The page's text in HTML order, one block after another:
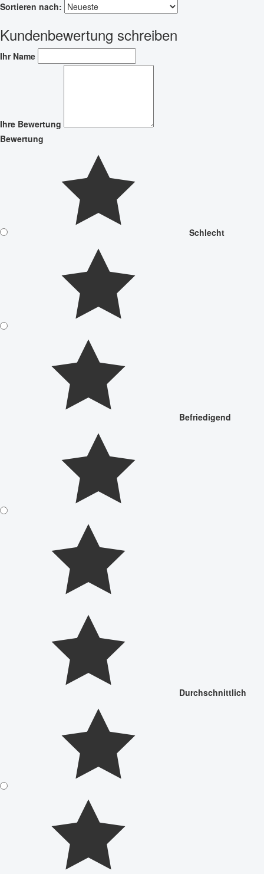
Sortieren nach:
Kundenbewertung schreiben
Ihr Name
Ihre Bewertung
Bewertung
Schlecht
Befriedigend
Durchschnittlich